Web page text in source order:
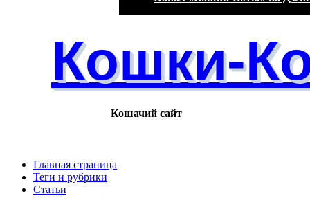
Кошки-
Кошачий сайт
Главная страница
Теги и рубрики
Статьи